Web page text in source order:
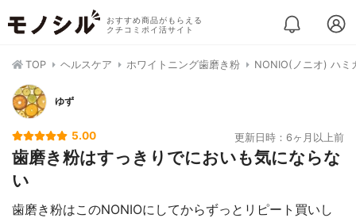
おすすめ商品がもらえる
クチコミポイ活サイト
TOP ヘルスケア ホワイトニング歯磨き粉 NONIO(ノニオ) ハミ
ゆず
5.00 更新日時：6ヶ月以上前
歯磨き粉はすっきりでにおいも気にならな
い
歯磨き粉はこのNONIOにしてからずっとリピート買いし